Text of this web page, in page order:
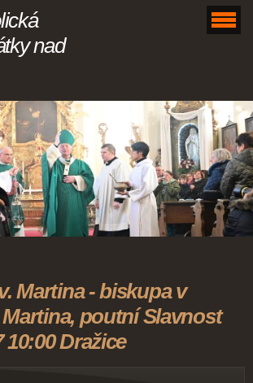
nad
Martina - biskupa v
poutní Slavnost
10:00 Dražice